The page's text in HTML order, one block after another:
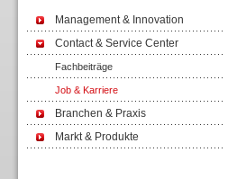
Management & Innovation
Contact & Service Center
Fachbeiträge
Job & Karriere
Branchen & Praxis
Markt & Produkte